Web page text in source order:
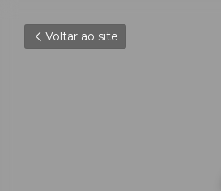
Voltar ao site